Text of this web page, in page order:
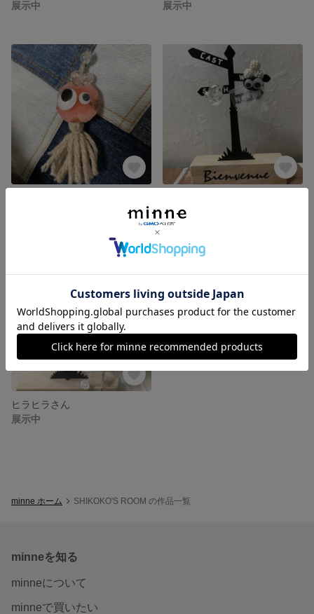
展示中 展示中
展示中
ヒラヒラさん
展示中
minne ホーム SHIKOKO'S ROOM の作品一覧
minneを知る
minneについて
minneで買いたい